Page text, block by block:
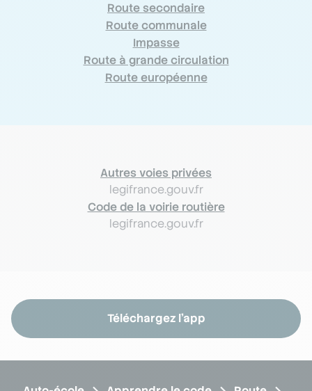
Route secondaire
Route communale
Impasse
Route à grande circulation
Route européenne
Autres voies privées
legifrance.gouv.fr
Code de la voirie routière
legifrance.gouv.fr
Téléchargez l'app